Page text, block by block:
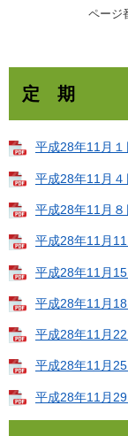
ページ
定 期
平成28年11月
平成28年11月
平成28年11月
平成28年11月
平成28年11月
平成28年11月
平成28年11月
平成28年11月
平成28年11月